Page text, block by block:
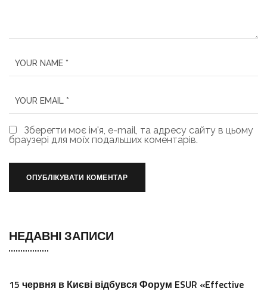
Зберегти моє ім'я, e-mail, та адресу сайту в цьому
браузері для моїх подальших коментарів.
НЕДАВНІ ЗАПИСИ
15 червня в Києві відбувся Форум ESUR «Effective